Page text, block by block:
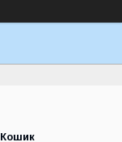
Кошик